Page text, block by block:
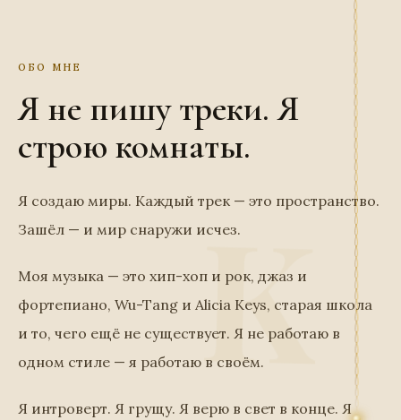
ОБО МНЕ
Я не пишу треки. Я
строю комнаты.
Я создаю миры. Каждый трек — это пространство.
Зашёл — и мир снаружи исчез.
Моя музыка — это хип-хоп и рок, джаз и
фортепиано, Wu-Tang и Alicia Keys, старая школа
и то, чего ещё не существует. Я не работаю в
одном стиле — я работаю в своём.
Я интроверт. Я грущу. Я верю в свет в конце. Я